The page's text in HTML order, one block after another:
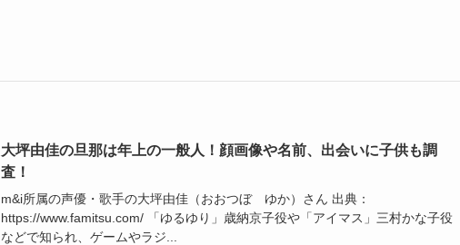
大坪由佳の旦那は年上の一般人！顔画像や名前、出会いに子供も調
査！
m&i所属の声優・歌手の大坪由佳（おおつぼ ゆか）さん 出典：
https://www.famitsu.com/ 「ゆるゆり」歳納京子役や「アイマス」三村かな子役
などで知られ、ゲームやラジ...